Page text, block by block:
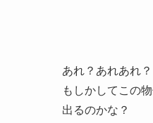
あれ？あれあれ？
もしかしてこの
出るのかな？